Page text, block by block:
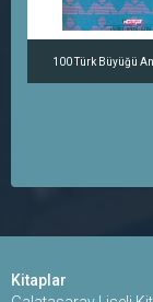
100 Türk Büyüğü
Kitaplar